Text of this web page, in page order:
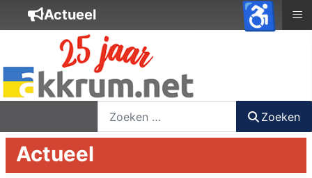
Zoeken
Actueel
Actueel ≡
♿